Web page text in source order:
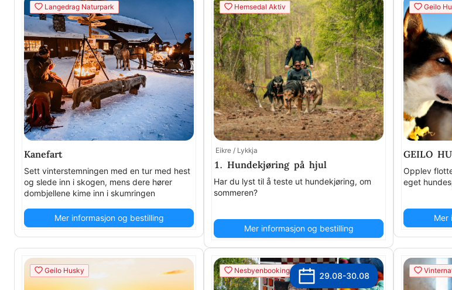
Langedrag Naturpark
Kanefart
Sett vinterstemningen med en tur med hest
og slede inn i skogen, mens dere hører
dombjellene kime inn i skumringen
Mer informasjon og bestilling
Hemsedal Aktiv
Eikre / Lykkja
1. Hundekjøring på hjul
Har du lyst til å teste ut hundekjøring, om
sommeren?
Mer informasjon og bestilling
Geilo
GEILO
Opplev
eget
Mer
Geilo Husky Nesbyenbooking.no
29.08-30.08